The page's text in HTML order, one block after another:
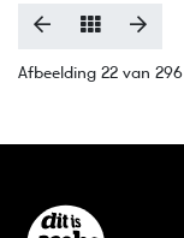
Afbeelding 22 van 296